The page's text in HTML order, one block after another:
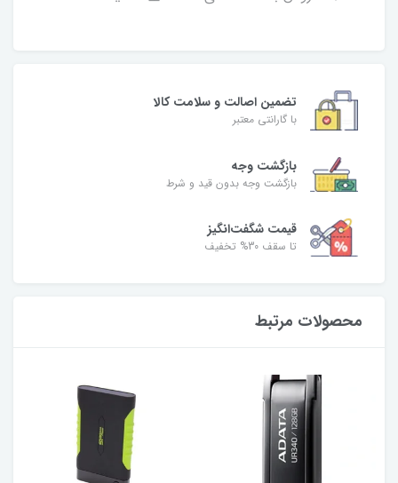
تضمین اصالت و سلامت کالا
با گارانتی معتبر
بازگشت وجه
بازگشت وجه بدون قید و شرط
قیمت شگفت‌انگیز
تا سقف 30% تخفیف
محصولات مرتبط